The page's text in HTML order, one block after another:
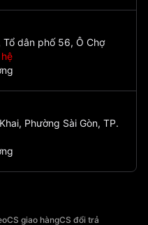
Tổ dân phố 56, Ô Chợ
Phường Sài Gòn, TP.
CS giao hàngCS đổi trả